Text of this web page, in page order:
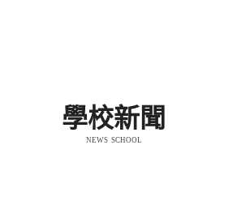
學校新聞
NEWS SCHOOL